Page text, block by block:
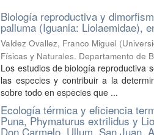
Biología reproductiva y
palluma (Iguania: Liolaemidae),
Valdez Ovallez, Franco Miguel (
Físicas y Naturales. Departamento de
Los estudios de biología reproductiva
las especies y contribuir a la
sobre todo en especies que ...
Ecología térmica y eficiencia
Puna, Phymaturus extrilidus y
Don Carmelo, Ullum, San Juan,